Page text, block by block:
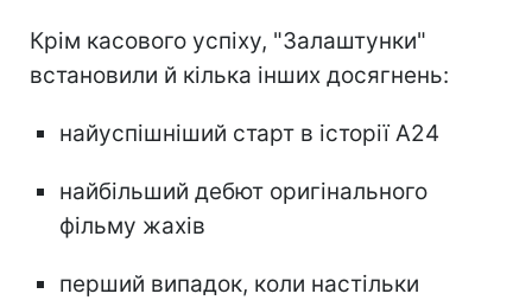
Крім касового успіху, "Залаштунки"
встановили й кілька інших досягнень:
найуспішніший старт в історії A24
найбільший дебют оригінального
фільму жахів
перший випадок, коли настільки